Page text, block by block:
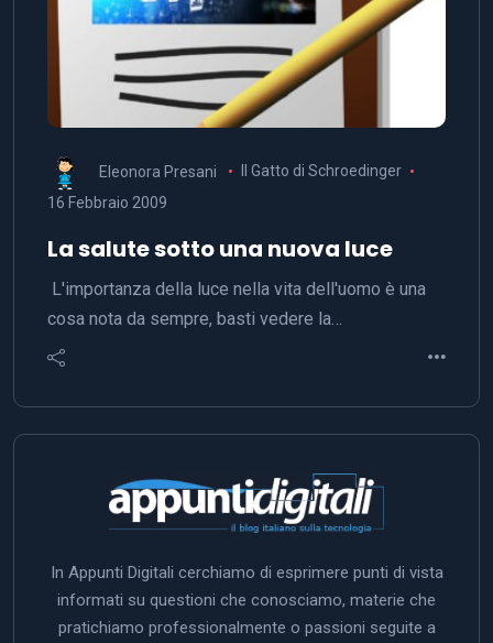
Eleonora Presani
Il Gatto di Schroedinger
16 Febbraio 2009
La salute sotto una nuova luce
L'importanza della luce nella vita dell'uomo è una
cosa nota da sempre, basti vedere la…
In Appunti Digitali cerchiamo di esprimere punti di vista
informati su questioni che conosciamo, materie che
pratichiamo professionalmente o passioni seguite a